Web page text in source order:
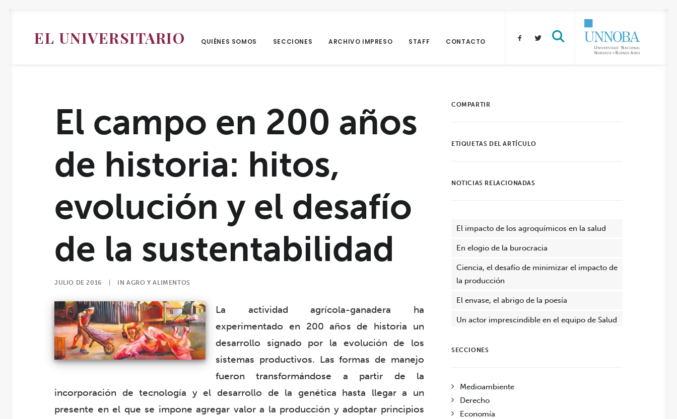
EL UNIVERSITARIO QUIÉNES SOMOS SECCIONES ARCHIVO IMPRESO STAFF CONTACTO
El campo en 200 años
de historia: hitos,
evolución y el desafío
de la sustentabilidad
JULIO DE 2016 INAGRO Y ALIMENTOS
La actividad agrícola-ganadera ha
experimentado en 200 años de historia un
desarrollo signado por la evolución de los
sistemas productivos. Las formas de manejo
fueron transformándose a partir de la
incorporación de tecnología y el desarrollo de la genética hasta llegar a un
presente en el que se impone agregar valor a la producción y adoptar principios
COMPARTIR
ETIQUETAS DEL ARTÍCULO
NOTICIAS RELACIONADAS
El impacto de los agroquímicos en la salud
En elogio de la burocracia
Ciencia, el desafío de minimizar el impacto de
la producción
El envase, el abrigo de la poesía
Un actor imprescindible en el equipo de Salud
SECCIONES
Medioambiente
Derecho
Economía